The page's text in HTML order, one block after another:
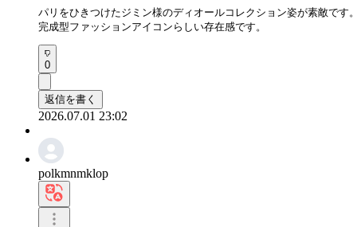
パリをひきつけたジミン様のディオールコレクション姿が素敵です
完成型ファッションアイコンらしい存在感です。
0
返信を書く
2026.07.01 23:02
polkmnmklop